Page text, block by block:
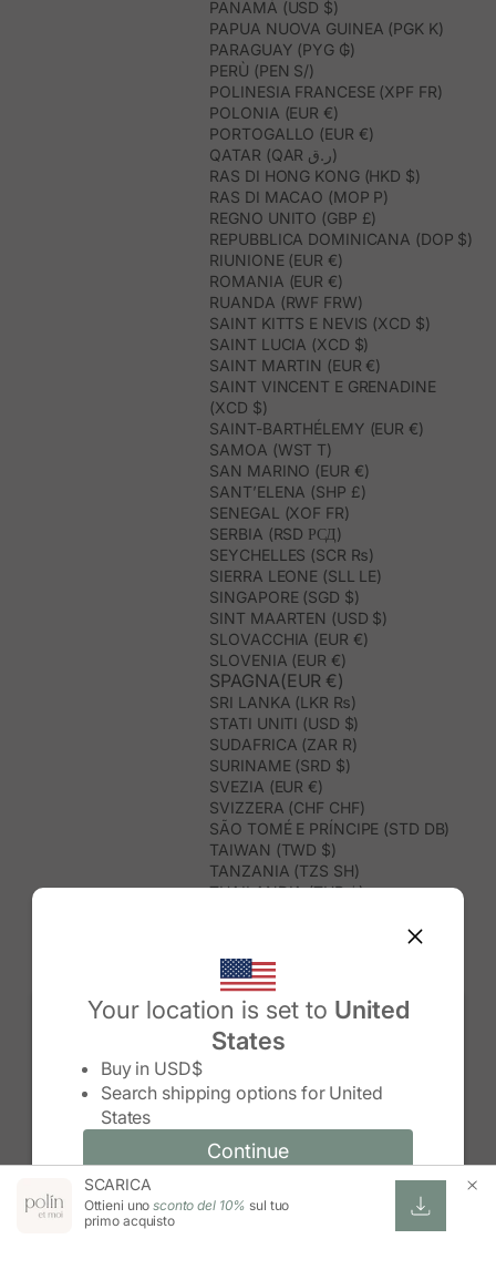
Your location is set to United
States
Buy in USD$
Search shipping options for United
States
Continue
Change country/region and language
Change country/region
Continue
PANAMÁ (USD $)
PAPUA NUOVA GUINEA (PGK K)
PARAGUAY (PYG ₲)
PERÙ (PEN S/)
POLINESIA FRANCESE (XPF FR)
POLONIA (EUR €)
PORTOGALLO (EUR €)
QATAR (QAR ر.ق)
RAS DI HONG KONG (HKD $)
RAS DI MACAO (MOP P)
REGNO UNITO (GBP £)
REPUBBLICA DOMINICANA (DOP $)
RIUNIONE (EUR €)
ROMANIA (EUR €)
RUANDA (RWF FRW)
SAINT KITTS E NEVIS (XCD $)
SAINT LUCIA (XCD $)
SAINT MARTIN (EUR €)
SAINT VINCENT E GRENADINE
(XCD $)
SAINT-BARTHÉLEMY (EUR €)
SAMOA (WST T)
SAN MARINO (EUR €)
SANT’ELENA (SHP £)
SENEGAL (XOF FR)
SERBIA (RSD РСД)
SEYCHELLES (SCR ₨)
SIERRA LEONE (SLL LE)
SINGAPORE (SGD $)
SINT MAARTEN (USD $)
SLOVACCHIA (EUR €)
SLOVENIA (EUR €)
SPAGNA(EUR €)
SRI LANKA (LKR ₨)
STATI UNITI (USD $)
SUDAFRICA (ZAR R)
SURINAME (SRD $)
SVEZIA (EUR €)
SVIZZERA (CHF CHF)
SÃO TOMÉ E PRÍNCIPE (STD DB)
TAIWAN (TWD $)
TANZANIA (TZS SH)
THAILANDIA (THB ฿)
TONGA (TOP T$)
TRINIDAD E TOBAGO (TTD $)
TUNISIA (USD $)
TURCHIA (TRY ₺)
TURKMENISTAN (USD $)
UNGHERIA (EUR €)
UZBEKISTAN (UZS SO'M)
VANUATU (VUV VT)
VIETNAM (VND ₫)
WALLIS E FUTUNA (XPF FR)
SCARICA
Ottieni unosconto del 10% sul tuo
primo acquisto